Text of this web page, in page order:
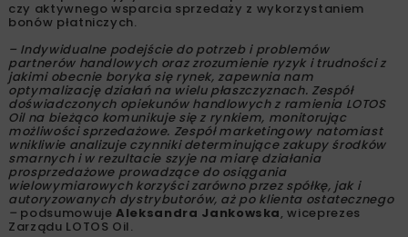
czy aktywnego wsparcia sprzedaży z wykorzystaniem
bonów płatniczych.
– Indywidualne podejście do potrzeb i problemów
partnerów handlowych oraz zrozumienie ryzyk i trudności z
jakimi obecnie boryka się rynek, zapewnia nam
optymalizację działań na wielu płaszczyznach. Zespół
doświadczonych opiekunów handlowych z ramienia LOTOS
Oil na bieżąco komunikuje się z rynkiem, monitorując
możliwości sprzedażowe. Zespół marketingowy natomiast
wnikliwie analizuje czynniki determinujące zakupy środków
smarnych i w rezultacie szyje na miarę działania
prosprzedażowe prowadzące do osiągania
wielowymiarowych korzyści zarówno przez spółkę, jak i
autoryzowanych dystrybutorów, aż po klienta ostatecznego
– podsumowujeAleksandra Jankowska, wiceprezes
Zarządu LOTOS Oil.